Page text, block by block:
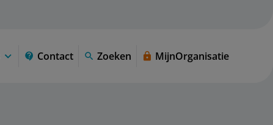
Contact Zoeken MijnOrganisatie